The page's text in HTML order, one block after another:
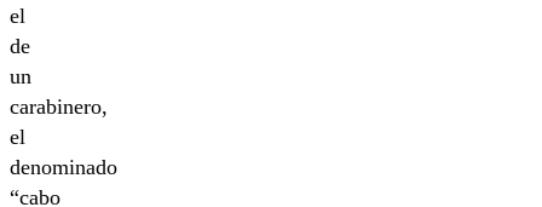
el
de
un
carabinero,
el
denominado
“cabo